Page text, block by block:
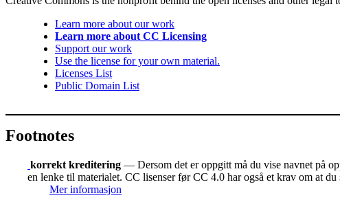
Learn more about our work
Learn more about CC Licensing
Support our work
Use the license for your own material.
Licenses List
Public Domain List
Footnotes
korrekt kreditering — Dersom det er oppgitt må du vise navnet på
en lenke til materialet. CC lisenser før CC 4.0 har også et krav om at
Mer informasjon